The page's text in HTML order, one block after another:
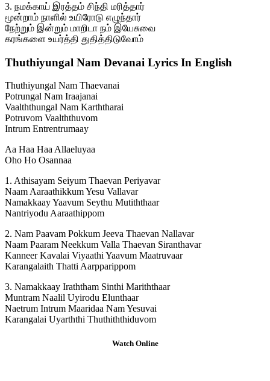
3. நமக்காய் இரத்தம் சிந்தி மரித்தார்
மூன்றாம் நாளில் உயிரோடு எழுந்தார்
நேற்றும் இன்றும் மாறிடா நம் இயேசுவை
கரங்களை உயர்த்தி துதித்திடுவோம்
Thuthiyungal Nam Devanai Lyrics In English
Thuthiyungal Nam Thaevanai
Potrungal Nam Iraajanai
Vaalththungal Nam Karththarai
Potruvom Vaalththuvom
Intrum Entrentrumaay
Aa Haa Haa Allaeluyaa
Oho Ho Osannaa
1. Athisayam Seiyum Thaevan Periyavar
Naam Aaraathikkum Yesu Vallavar
Namakkaay Yaavum Seythu Mutiththaar
Nantriyodu Aaraathippom
2. Nam Paavam Pokkum Jeeva Thaevan Nallavar
Naam Paaram Neekkum Valla Thaevan Siranthavar
Kanneer Kavalai Viyaathi Yaavum Maatruvaar
Karangalaith Thatti Aarpparippom
3. Namakkaay Iraththam Sinthi Mariththaar
Muntram Naalil Uyirodu Elunthaar
Naetrum Intrum Maaridaa Nam Yesuvai
Karangalai Uyarththi Thuthiththiduvom
Watch Online